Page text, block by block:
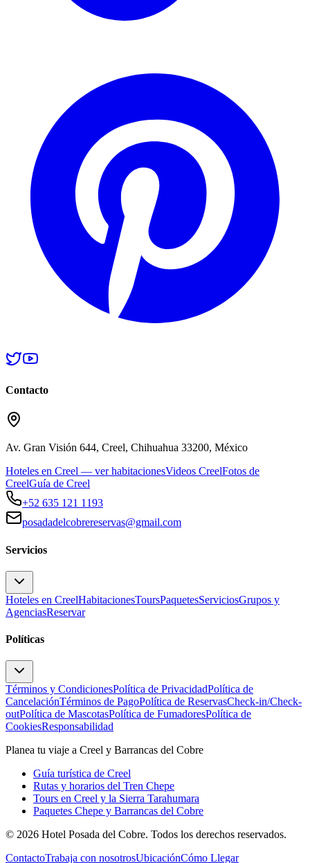
Contacto
Av. Gran Visión 644, Creel, Chihuahua 33200, México
Hoteles en Creel — ver habitacionesVideos CreelFotos de
CreelGuía de Creel
+52 635 121 1193
posadadelcobrereservas@gmail.com
Servicios
Hoteles en CreelHabitacionesToursPaquetesServiciosGrupos y
AgenciasReservar
Políticas
Términos y CondicionesPolítica de PrivacidadPolítica de
CancelaciónTérminos de PagoPolítica de ReservasCheck-in/Check-
outPolítica de MascotasPolítica de FumadoresPolítica de
CookiesResponsabilidad
Planea tu viaje a Creel y Barrancas del Cobre
Guía turística de Creel
Rutas y horarios del Tren Chepe
Tours en Creel y la Sierra Tarahumara
Paquetes Chepe y Barrancas del Cobre
© 2026 Hotel Posada del Cobre. Todos los derechos reservados.
ContactoTrabaja con nosotrosUbicaciónCómo Llegar